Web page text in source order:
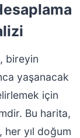
, bireyin
yaşanacak
için
Bu harita,
her yıl doğum